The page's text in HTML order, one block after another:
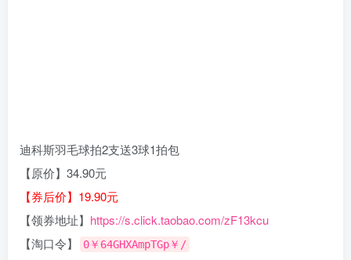
迪科斯羽毛球拍2支送3球1拍包
【原价】34.90元
【券后价】19.90元
【领券地址】 https://s.click.taobao.com/zF13kcu
【淘口令】
0￥64GHXAmpTGp￥/